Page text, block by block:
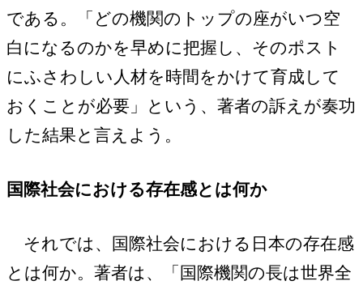
である。「どの機関のトップの座がいつ空
白になるのかを早めに把握し、そのポスト
にふさわしい人材を時間をかけて育成して
おくことが必要」という、著者の訴えが奏功
した結果と言えよう。
国際社会における存在感とは何か
それでは、国際社会における日本の存在感
とは何か。著者は、「国際機関の長は世界全